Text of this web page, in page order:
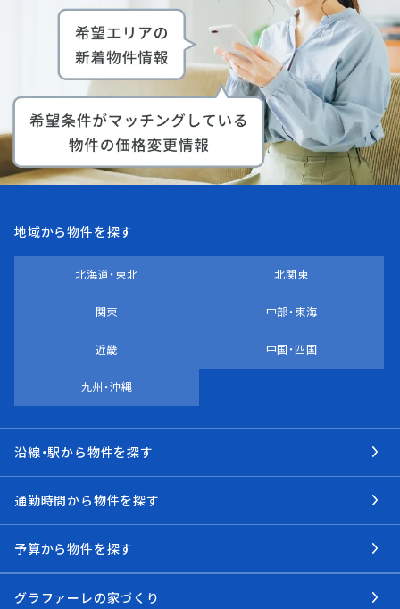
地域から物件を探す
北海道・東北 北関東
関東 中部・東海
近畿 中国・四国
九州・沖縄
沿線・駅から物件を探す
通勤時間から物件を探す
予算から物件を探す
グラファーレの家づくり